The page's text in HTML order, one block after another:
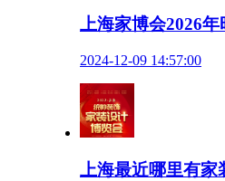
上海家博会2026
2024-12-09 14:57:00
上海最近哪里有家